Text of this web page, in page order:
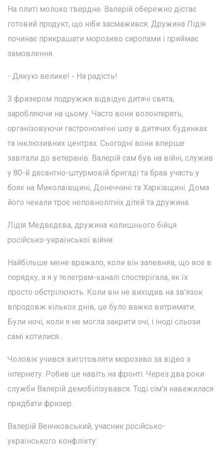
На плиті молоко твердне. Валерій обережно дістає
готовий продукт, що ніби засмажився. Дружина Лідія
починає прикрашати морозиво сиропами і приймає
замовлення.
- Дякую велике! - На радість!
З фризером подружжя відвідує дитячі свята,
заробляючи на цьому. Часто вони волонтерять,
організовуючи гастрономічні шоу в дитячих будинках
та інклюзивних центрах. Сьогодні вони вперше
завітали до ветеранів. Валерій сам був на війні, служив
у 80-й десантно-штурмовій бригаді та брав участь у
боях на Миколаївщині, Донеччині та Харківщині. Дома
його чекали троє неповнолітніх дітей та дружина.
Лідія Медвєдєва, дружина колишнього бійця
російсько-української війни:
Найбільше мене вражало, коли він запевняв, що все в
порядку, а я у телеграм-каналі спостерігала, як їх
просто обстрілюють. Коли він не виходив на зв'язок
впродовж кількох днів, це було важко витримати.
Були ночі, коли я не могла закрити очі, і іноді сльози
самі котилися...
Чоловік учився виготовляти морозиво за відео з
інтернету. Робив це навіть на фронті. Через два роки
служби Валерій демобілізувався. Тоді сім'я наважилася
придбати фризер.
Валерій Венчковський, учасник російсько-
українського конфлікту: